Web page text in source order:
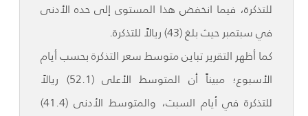
للتذكرة، فيما انخفض هذا المستوى إلى حده الأدنى
في سبتمبر حيث بلغ (43) ريالاً للتذكرة.
كما أظهر التقرير تباين متوسط سعر التذكرة بحسب أيام
الأسبوع؛ مبيناً أن المتوسط الأعلى (52.1) ريالاً
للتذكرة في أيام السبت، والمتوسط الأدنى (41.4)